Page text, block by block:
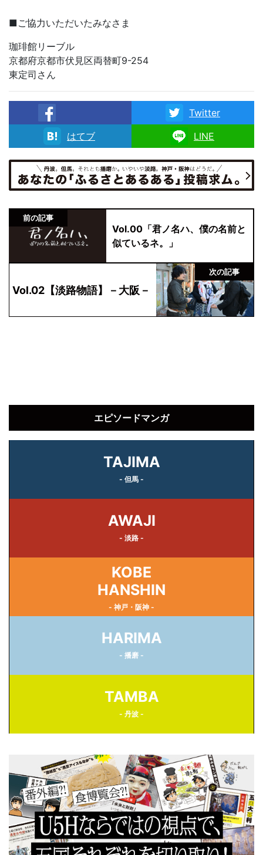
■ご協力いただいたみなさま
珈琲館リーブル
京都府京都市伏見区両替町9-254
東定司さん
facebook
Twitter
はてブ
LINE
前の記事
Vol.00「君ノ名ハ、僕の名前と
似ているネ。」
次の記事
Vol.02【淡路物語】－大阪－
エピソードマンガ
TAJIMA
- 但馬 -
AWAJI
- 淡路 -
KOBE
HANSHIN
- 神戸・阪神 -
HARIMA
- 播磨 -
TAMBA
- 丹波 -